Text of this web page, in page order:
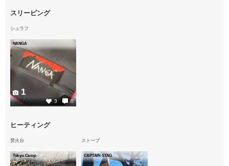
スリーピング
シュラフ
NANGA
3 0
1
ヒーティング
焚火台
Tokyo Camp
ストーブ
CAPTAIN STAG